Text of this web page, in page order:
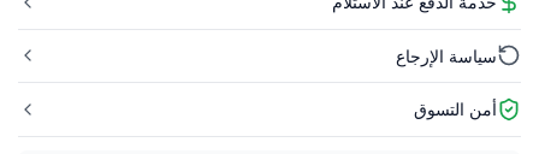
سياسة الإرجاع
أمن التسوق